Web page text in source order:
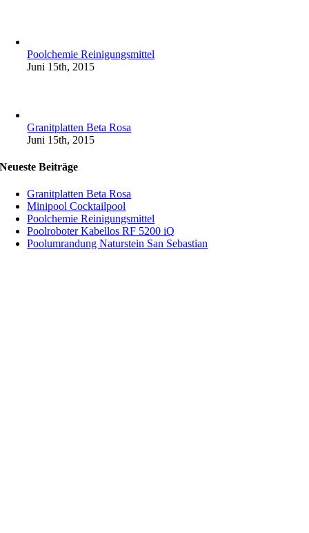
Poolchemie Reinigungsmittel
Juni 15th, 2015
Granitplatten Beta Rosa
Juni 15th, 2015
Neueste Beiträge
Granitplatten Beta Rosa
Minipool Cocktailpool
Poolchemie Reinigungsmittel
Poolroboter Kabellos RF 5200 iQ
Poolumrandung Naturstein San Sebastian